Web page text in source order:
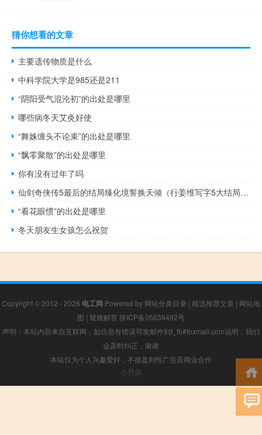
猜你想看的文章
主要遗传物质是什么
中科学院大学是985还是211
“阴阳受气混沦初”的出处是哪里
哪些病冬天艾灸好使
“舞姝缠头不论束”的出处是哪里
“飘零聚散”的出处是哪里
你有没有过年了吗
仙剑奇侠传5最后的结局臻化境誓换天倾（行姜维写字5大结局动画图解）
“看花眼惯”的出处是哪里
冬天朋友生女孩怎么祝贺
Copyright © 2012 - 2026 电工网 Powered by 网站分类目录 | 精选推荐文章 | 网站地
图 | 疑难解答 陕ICP备05039492号
声明：本站内容来自互联网，如信息有错误可发邮件到f_fb#foxmail.com说明，我们
会及时纠正，谢谢
本站仅为个人兴趣爱好，不接盈利性广告及商业合作
小男孩